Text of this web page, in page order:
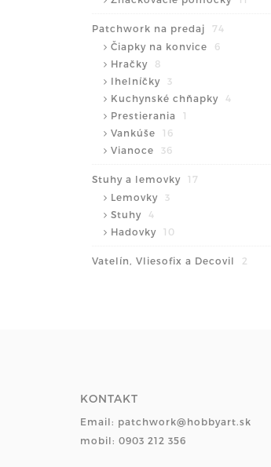
Patchwork na predaj
74
Čiapky na konvice
6
Hračky
8
Ihelníčky
3
Kuchynské chňapky
4
Prestierania
1
Vankúše
16
Vianoce
36
Stuhy a lemovky
17
Lemovky
3
Stuhy
4
Hadovky
10
Vatelín, Vliesofix a Decovil 2
KONTAKT
Email: patchwork@hobbyart.sk
mobil: 0903 212 356